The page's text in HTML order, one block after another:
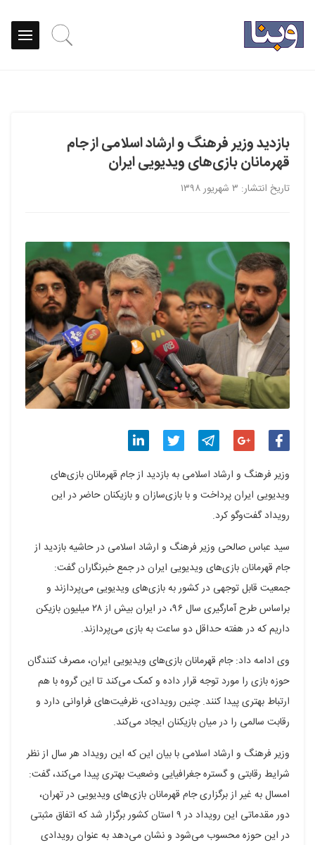
بازدید وزیر فرهنگ و ارشاد اسلامی از جام
قهرمانان بازی‌های ویدیویی ایران
تاریخ انتشار: ۳ شهریور ۱۳۹۸
گذاری
در
فیسبوک
اشتراک
گذاری
در
گوگل
پلاس
گذاری
در
تلگرام
گذاری
توییتر
گذاری
لینکدین
وزیر فرهنگ و ارشاد اسلامی به بازدید از جام قهرمانان بازی‌های
ویدیویی ایران پرداخت و با بازی‌سازان و بازیکنان حاضر در این
رویداد گفت‌وگو کرد.
سید عباس صالحی وزیر فرهنگ و ارشاد اسلامی در حاشیه بازدید از
جام قهرمانان بازی‌های ویدیویی ایران در جمع خبرنگاران گفت:
جمعیت قابل توجهی در کشور به بازی‌های ویدیویی می‌پردازند و
براساس طرح آمارگیری سال ۹۶، در ایران بیش از ۲۸ میلیون بازیکن
داریم که در هفته حداقل دو ساعت به بازی می‌پردازند.
وی ادامه داد: جام قهرمانان بازی‌های ویدیویی ایران، مصرف کنندگان
حوزه بازی را مورد توجه قرار داده و کمک می‌کند تا این گروه با هم
ارتباط بهتری پیدا کنند. چنین رویدادی، ظرفیت‌های فراوانی دارد و
رقابت سالمی را در میان بازیکنان ایجاد می‌کند.
وزیر فرهنگ و ارشاد اسلامی با بیان این که این رویداد هر سال از نظر
شرایط رقابتی و گستره جغرافیایی وضعیت بهتری پیدا می‌کند، گفت:
امسال به غیر از برگزاری جام قهرمانان بازی‌های ویدیویی در تهران،
دور مقدماتی این رویداد در ۹ استان کشور برگزار شد که اتفاق مثبتی
در این حوزه محسوب می‌شود و نشان می‌دهد به عنوان رویدادی